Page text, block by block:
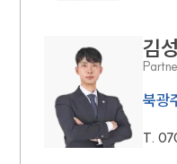
김
북광
T.